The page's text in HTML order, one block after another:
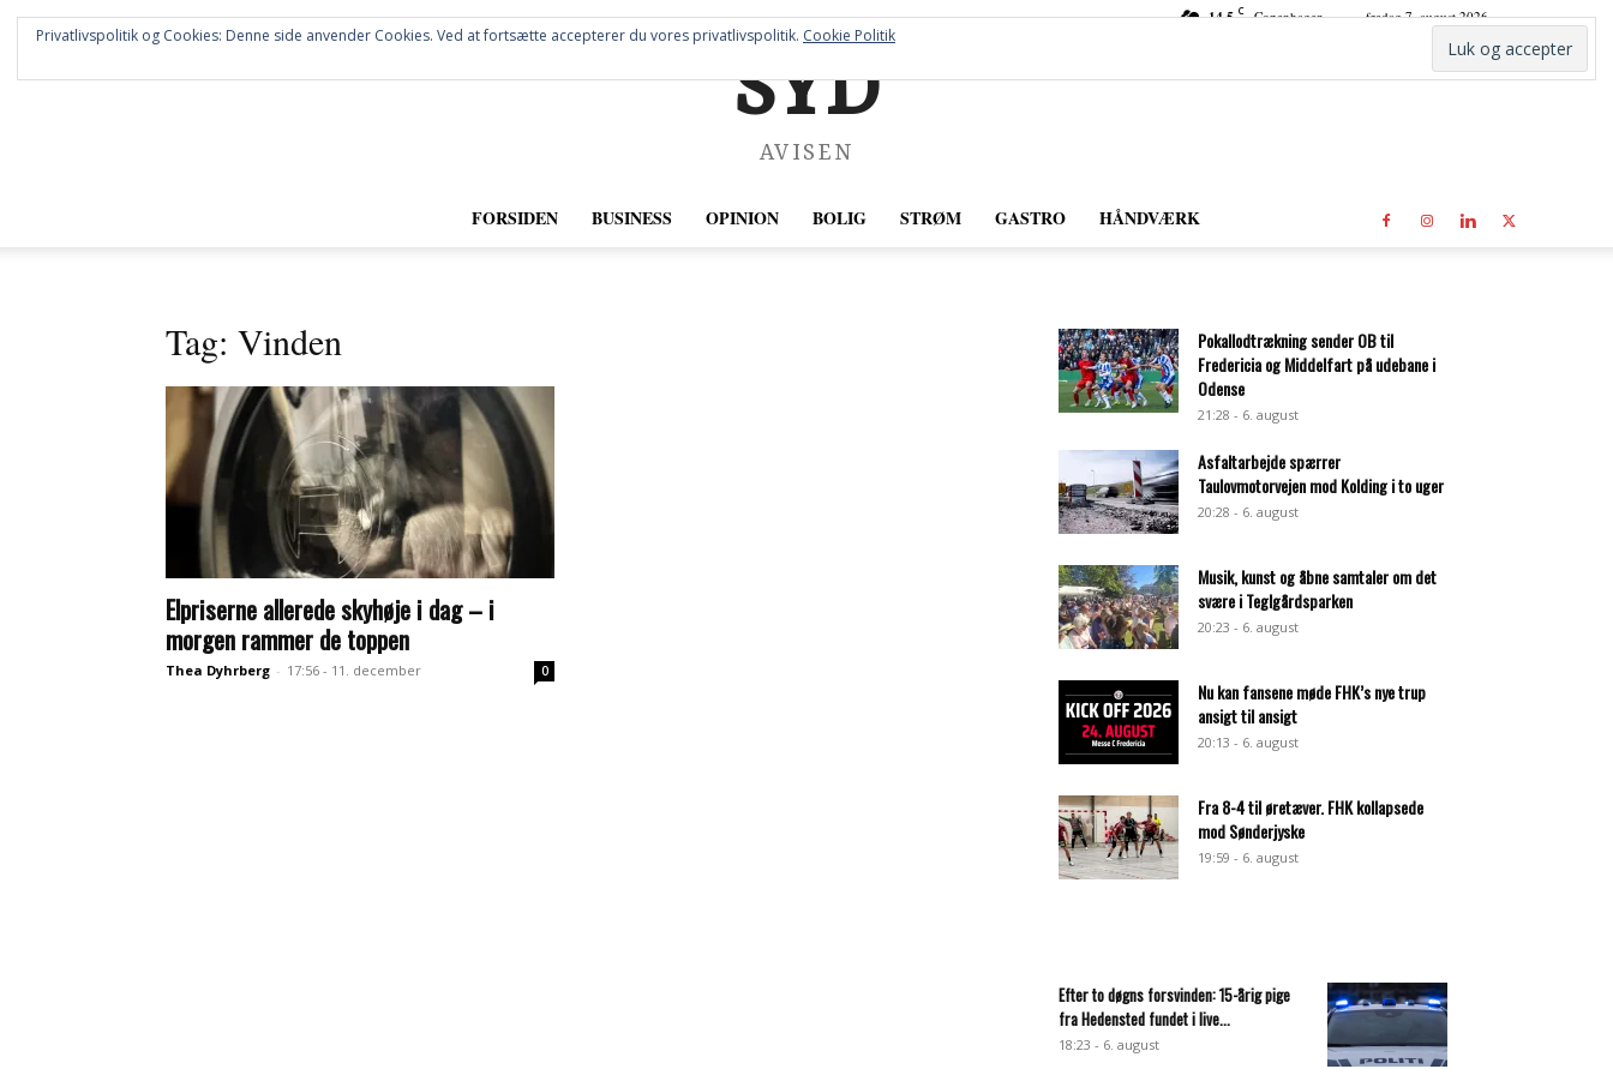
14.5 C Copenhagen fredag 7. august 2026
SYD
AVISEN
FORSIDEN BUSINESS OPINION BOLIG STRØM GASTRO HÅNDVÆRK
Tag: Vinden
Elpriserne allerede skyhøje i dag – i
morgen rammer de toppen
Thea Dyhrberg - 17:56 - 11. december 0
Pokallodtrækning sender OB til
Fredericia og Middelfart på udebane i
Odense
21:28 - 6. august
Asfaltarbejde spærrer
Taulovmotorvejen mod Kolding i to uger
20:28 - 6. august
Musik, kunst og åbne samtaler om det
svære i Teglgårdsparken
20:23 - 6. august
Nu kan fansene møde FHK’s nye trup
ansigt til ansigt
20:13 - 6. august
Fra 8-4 til øretæver. FHK kollapsede
mod Sønderjyske
19:59 - 6. august
Efter to døgns forsvinden: 15-årig pige
fra Hedensted fundet i live...
18:23 - 6. august
Privatlivspolitik og Cookies: Denne side anvender Cookies. Ved at fortsætte accepterer du vores privatlivspolitik. Cookie Politik